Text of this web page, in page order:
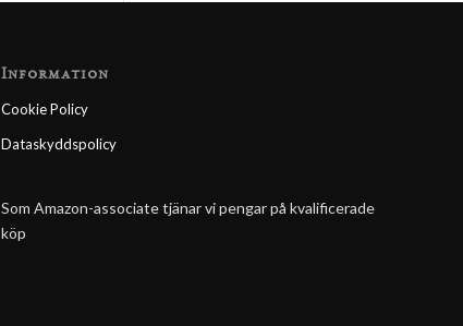
Information
Cookie Policy
Dataskyddspolicy
Som Amazon-associate tjänar vi pengar på kvalificerade
köp